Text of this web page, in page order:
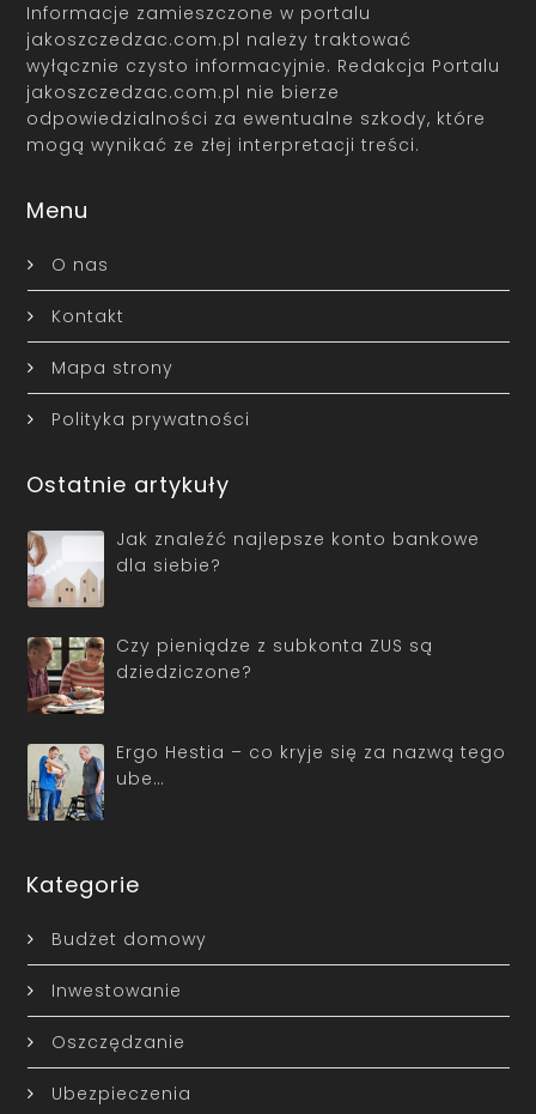
Informacje zamieszczone w portalu
jakoszczedzac.com.pl należy traktować
wyłącznie czysto informacyjnie. Redakcja Portalu
jakoszczedzac.com.pl nie bierze
odpowiedzialności za ewentualne szkody, które
mogą wynikać ze złej interpretacji treści.
Menu
O nas
Kontakt
Mapa strony
Polityka prywatności
Ostatnie artykuły
Jak znaleźć najlepsze konto bankowe
dla siebie?
Czy pieniądze z subkonta ZUS są
dziedziczone?
Ergo Hestia – co kryje się za nazwą tego
ube…
Kategorie
Budżet domowy
Inwestowanie
Oszczędzanie
Ubezpieczenia